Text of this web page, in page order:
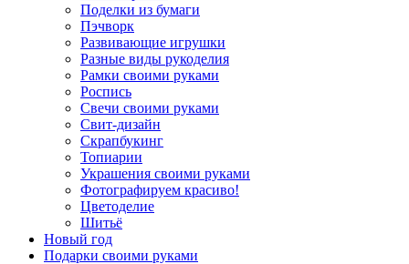
Поделки из бумаги
Пэчворк
Развивающие игрушки
Разные виды рукоделия
Рамки своими руками
Роспись
Свечи своими руками
Свит-дизайн
Скрапбукинг
Топиарии
Украшения своими руками
Фотографируем красиво!
Цветоделие
Шитьё
Новый год
Подарки своими руками